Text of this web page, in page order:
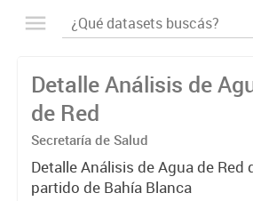
Detalle Análisis de
de Red
Secretaría de Salud
Detalle Análisis de Agua de Red
partido de Bahía Blanca